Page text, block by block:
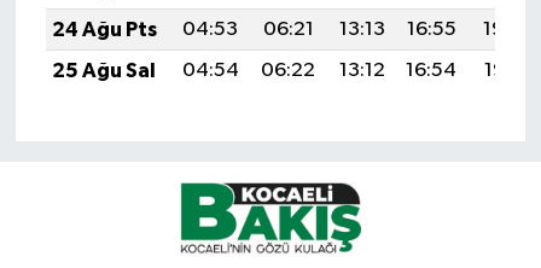
24 Ağu Pts
04:53 06:21 13:13 16:55
19:54
25 Ağu Sal
04:54 06:22 13:12 16:54 19:53